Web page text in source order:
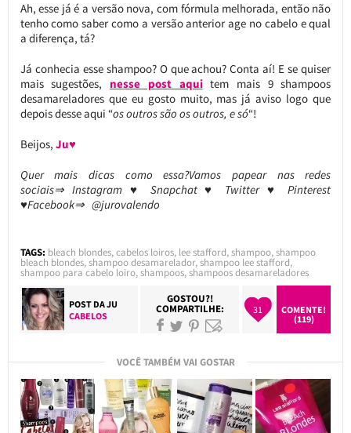
Ah, esse já é a versão nova, com fórmula melhorada, então não
tenho como saber como a versão anterior age no cabelo e qual
a diferença, tá?
Já conhecia esse shampoo? O que achou? Conta aí! E se quiser
mais sugestões, nesse post aquitem mais 9 shampoos
desamareladores que eu gosto muito, mas já aviso logo que
depois desse aqui “os outros são os outros, e só“!
Beijos, Ju♥
Quer mais dicas como essa?Vamos papear nas redes
sociais⇒ Instagram ♥ Snapchat ♥ Twitter ♥ Pinterest
♥Facebook⇒ @jurovalendo
TAGS: bleach blondes,cabelos loiros, lee stafford,shampoo,shampoo
bleach blondes,shampoo desamarelador,shampoo lee stafford,
shampoo para cabelo loiro,shampoos,shampoos desamareladores
POST DAJU
CABELOS
GOSTOU?!
COMPARTILHE: 31
COMENTE!
(119)
VOCÊ TAMBÉM VAI GOSTAR